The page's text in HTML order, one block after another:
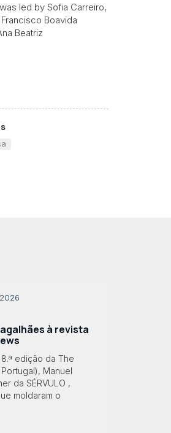
led by Sofia Carreiro,
Boavida
Beatriz
à revista
edição da The
Manuel
da SÉRVULO ,
moldaram o